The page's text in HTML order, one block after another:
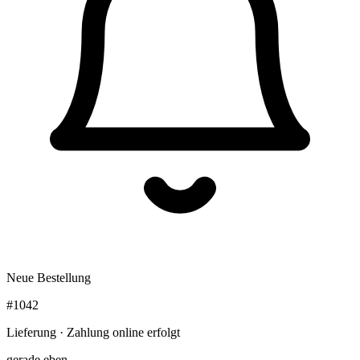
Neue Bestellung
#1042
Lieferung · Zahlung online erfolgt